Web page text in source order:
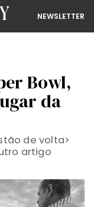
NEWSLETTER
Bowl,
da
de volta>
artigo